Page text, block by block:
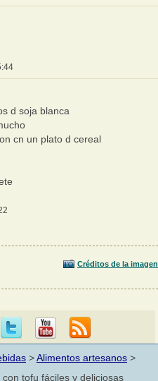
d soja blanca
cn un plato d cereal
Créditos de la imagen
>Alimentos artesanos >
tofu fáciles y deliciosas